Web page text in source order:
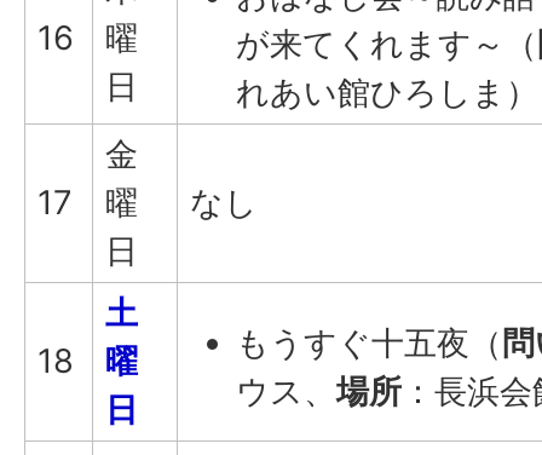
16
曜
日
が来てくれます～（
れあい館ひろしま）
17
金
曜
日
なし
18
土
曜
日
もうすぐ十五夜（
ウス、場所 ：長浜